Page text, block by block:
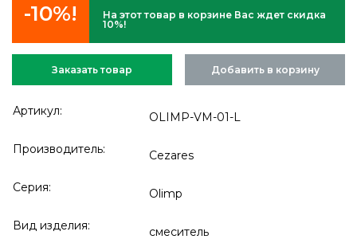
-10%!
На этот товар в корзине Вас ждет скидка
10%!
Заказать товар Добавить в корзину
Артикул: OLIMP-VM-01-L
Производитель: Cezares
Серия: Olimp
Вид изделия: смеситель